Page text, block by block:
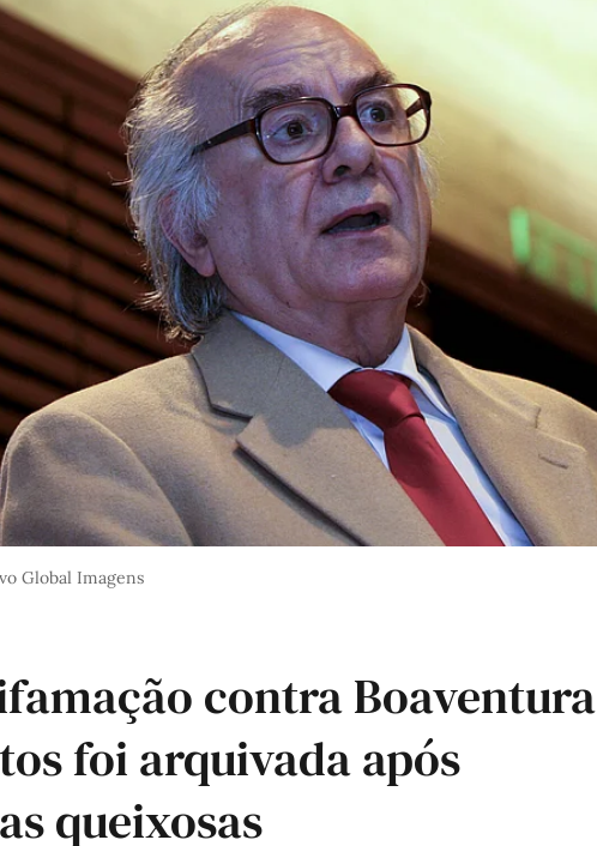
Global Imagens
contra Boaventura
foi arquivada após
queixosas